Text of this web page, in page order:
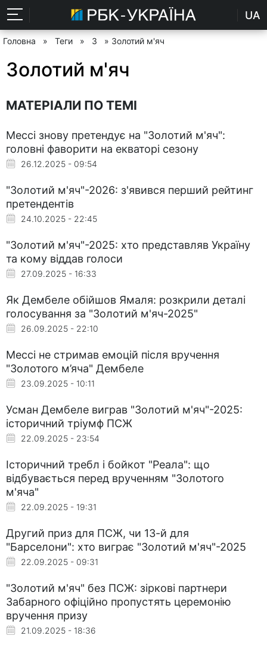
UA
Головна » Теги » З » Золотий м'яч
Золотий м'яч
МАТЕРІАЛИ ПО ТЕМІ
Мессі знову претендує на "Золотий м'яч":
головні фаворити на екваторі сезону
26.12.2025 - 09:54
"Золотий м'яч"-2026: з'явився перший рейтинг
претендентів
24.10.2025 - 22:45
"Золотий м'яч"-2025: хто представляв Україну
та кому віддав голоси
27.09.2025 - 16:33
Як Дембеле обійшов Ямаля: розкрили деталі
голосування за "Золотий м'яч-2025"
26.09.2025 - 22:10
Мессі не стримав емоцій після вручення
"Золотого м’яча" Дембеле
23.09.2025 - 10:11
Усман Дембеле виграв "Золотий м'яч"-2025:
історичний тріумф ПСЖ
22.09.2025 - 23:54
Історичний требл і бойкот "Реала": що
відбувається перед врученням "Золотого
м'яча"
22.09.2025 - 19:31
Другий приз для ПСЖ, чи 13-й для
"Барселони": хто виграє "Золотий м'яч"-2025
22.09.2025 - 09:31
"Золотий м'яч" без ПСЖ: зіркові партнери
Забарного офіційно пропустять церемонію
вручення призу
21.09.2025 - 18:36